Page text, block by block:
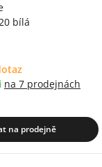
bílá
na 7 prodejnách
recenzí)
na prodejně